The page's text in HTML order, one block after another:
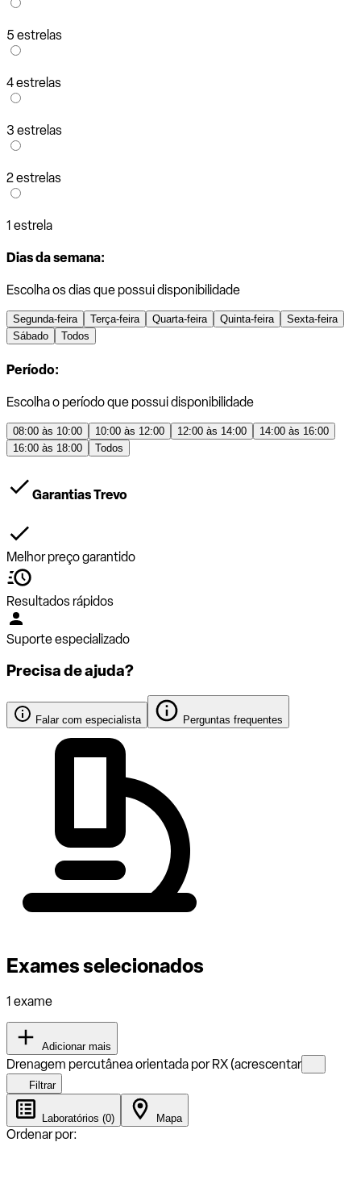
5 estrelas
4 estrelas
3 estrelas
2 estrelas
1 estrela
Dias da semana:
Escolha os dias que possui disponibilidade
Segunda-feira Terça-feira Quarta-feira Quinta-feira
Sexta-feira
Sábado
Todos
Período:
Escolha o período que possui disponibilidade
08:00 às 10:00 10:00 às 12:00 12:00 às 14:00
14:00 às 16:00
16:00 às 18:00
Todos
Garantias Trevo
Melhor preço garantido
Resultados rápidos
Suporte especializado
Precisa de ajuda?
Falar com especialista Perguntas frequentes
Exames selecionados
1 exame
Adicionar mais
Drenagem percutânea orientada por RX (acrescentar
Filtrar
Laboratórios (0) Mapa
Ordenar por: